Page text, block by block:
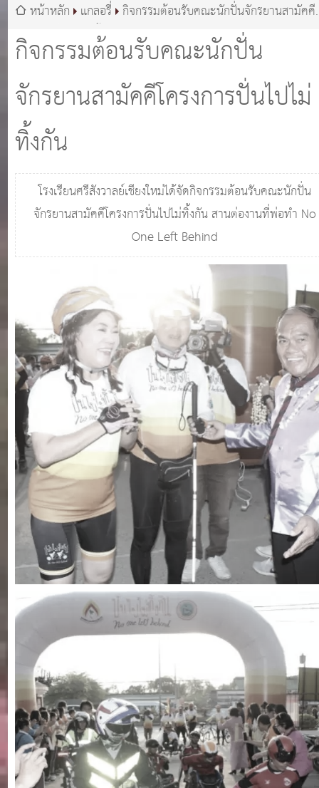
กิจกรรมต้อนรับคณะนักปั่น
จักรยานสามัคคีโครงการปั่นไปไม่
ทิ้งกัน
หน้าหลัก แกลอรี่ กิจกรรมต้อนรับคณะนักปั่นจักรยานสามัคคี
โครงการปั่นไปไม่ทิ้งกัน
โรงเรียนศรีสังวาลย์เชียงใหม่ได้จัดกิจกรรมต้อนรับคณะนักปั่น
จักรยานสามัคคีโครงการปั่นไปไม่ทิ้งกัน สานต่องานที่พ่อทำ No
One Left Behind